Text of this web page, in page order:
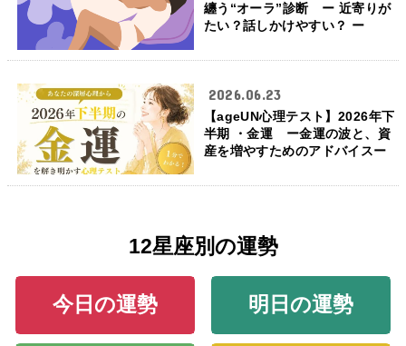
纏う“オーラ”診断 ー 近寄りが
たい？話しかけやすい？ ー
2026.06.23
【ageUN心理テスト】2026年下
半期 ・金運 ー金運の波と、資
産を増やすためのアドバイスー
12星座別の運勢
今日の運勢 明日の運勢